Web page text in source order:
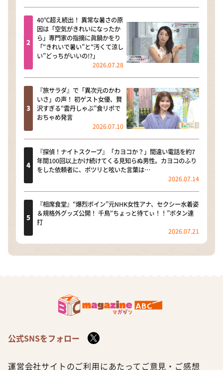
40℃超え続出！ 異常な暑さの原
因は「空気がきれいになったか
ら」専門家の指摘に眞鍋かをり
「“きれいで暑い”と“汚くて涼し
い”どっちがいいの!?」
2026.07.28
『旅サラダ』で「異次元のかわ
いさ」の声！ 初ゲスト女優、贅
沢すぎる“雲丹しゃぶ”食リポで
おちゃめ発言
2026.07.10
『探偵！ナイトスクープ』「カヨコか？」間違い電話を約7
年間100回以上かけ続けてくる見知らぬ男性。カヨコのふり
をした依頼者に、ポツリと呟いた言葉は…
2026.07.14
『相席食堂』“爆烈ボイン”元NHK女性アナ、セクシー水着姿
＆規格外グッズ公開！ 千鳥“ちょっと待てぃ！！”ボタン連
打
2026.07.21
公式SNSをフォロー
運営会社サイトのご利用にあたって ご意見・ご感想